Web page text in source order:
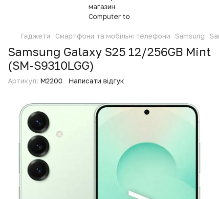
Гаджети Смартфони та мобільні телефони Samsung
Samsung Galaxy S25 12/256GB Mint
(SM-S9310LGG)
Артикул: M2200 Написати відгук